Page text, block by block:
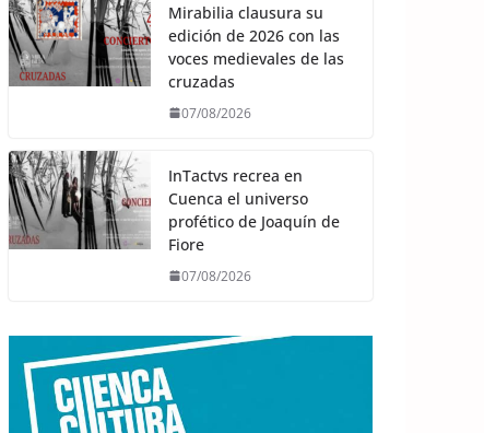
Mirabilia clausura su
edición de 2026 con las
voces medievales de las
cruzadas
07/08/2026
InTactvs recrea en
Cuenca el universo
profético de Joaquín de
Fiore
07/08/2026